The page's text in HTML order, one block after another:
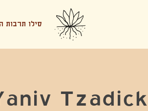
סילו תרבות
Tzadick